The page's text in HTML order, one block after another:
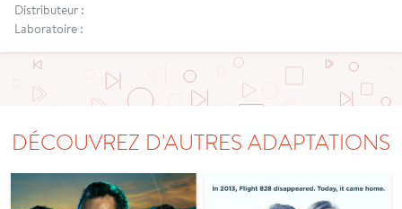
Distributeur :
Laboratoire :
DÉCOUVREZ D'AUTRES ADAPTATIONS